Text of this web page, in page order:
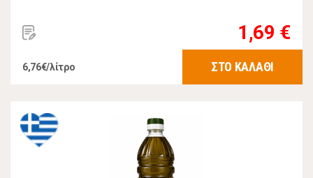
1,69 €
6,76€/λίτρο ΣΤΟ ΚΑΛΑΘΙ